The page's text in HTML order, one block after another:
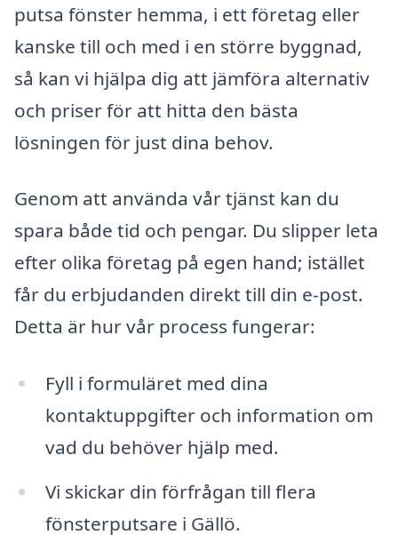
putsa fönster hemma, i ett företag eller
kanske till och med i en större byggnad,
så kan vi hjälpa dig att jämföra alternativ
och priser för att hitta den bästa
lösningen för just dina behov.
Genom att använda vår tjänst kan du
spara både tid och pengar. Du slipper leta
efter olika företag på egen hand; istället
får du erbjudanden direkt till din e-post.
Detta är hur vår process fungerar:
Fyll i formuläret med dina
kontaktuppgifter och information om
vad du behöver hjälp med.
Vi skickar din förfrågan till flera
fönsterputsare i Gällö.